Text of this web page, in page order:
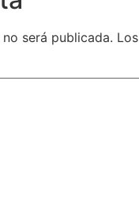
será publicada.